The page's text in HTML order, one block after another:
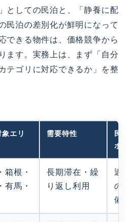
としての民泊と、「静養に配
民泊の差別化が鮮明になって
できる物件は、価格競争から
ます。実務上は、まず「自分
テゴリに対応できるか」を整
エリ
需要特性
民
ポ
箱根・
有馬・
長期滞在・繰
り返し利用
近
の
備